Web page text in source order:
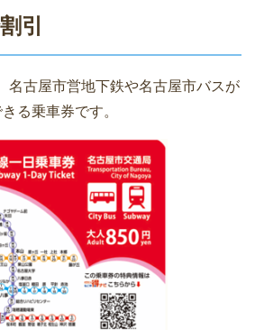
引
名古屋市営地下鉄や名古屋市バスが
る乗車券です。